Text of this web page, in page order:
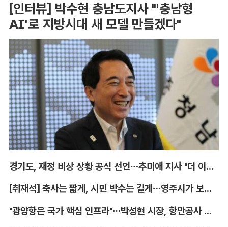
[인터뷰] 박수현 충남도지사 "'충남형
AI'로 지방시대 새 모델 만들겠다"
경기도, 재정 비상 상황 공식 선언…추미애 지사 "더 이상 끌어다 쓸 재원 없어"
[취재석] 축사는 짧게, 시민 박수는 길게…영주시가 보여준 축제 변화
"광양항은 국가 핵심 인프라"…박성현 시장, 항만공사 통합 우려 표명